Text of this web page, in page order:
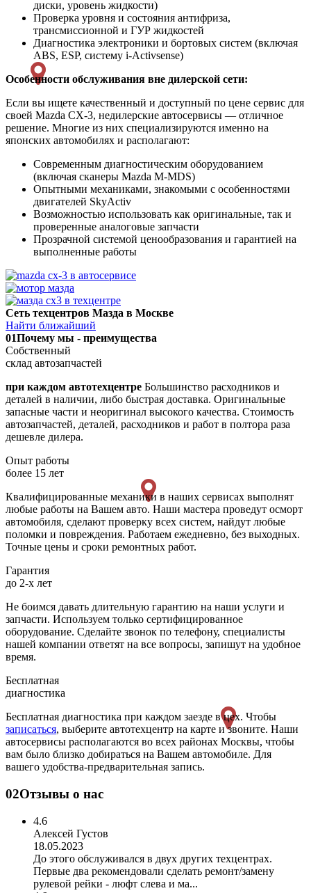
диски, уровень жидкости)
Проверка уровня и состояния антифриза,
трансмиссионной и ГУР жидкостей
Диагностика электроники и бортовых систем (включая
ABS, ESP, систему i-Activsense)
Особенности обслуживания вне дилерской сети:
Если вы ищете качественный и доступный по цене сервис для
своей Mazda CX-3, недилерские автосервисы — отличное
решение. Многие из них специализируются именно на
японских автомобилях и располагают:
Современным диагностическим оборудованием
(включая сканеры Mazda M-MDS)
Опытными механиками, знакомыми с особенностями
двигателей SkyActiv
Возможностью использовать как оригинальные, так и
проверенные аналоговые запчасти
Прозрачной системой ценообразования и гарантией на
выполненные работы
Сеть техцентров Мазда в Москве
Найти ближайший
01Почему мы - преимущества
Собственный
склад автозапчастей
при каждом автотехцентре Большинство расходников и
деталей в наличии, либо быстрая доставка. Оригинальные
запасные части и неоригинал высокого качества. Стоимость
автозапчастей, деталей, расходников и работ в полтора раза
дешевле дилера.
Опыт работы
более 15 лет
Квалифицированные механики в наших сервисах выполнят
любые работы на Вашем авто. Наши мастера проведут осморт
автомобиля, сделают проверку всех систем, найдут любые
поломки и повреждения. Работаем ежедневно, без выходных.
Точные цены и сроки ремонтных работ.
Гарантия
до 2-х лет
Не боимся давать длительную гарантию на наши услуги и
запчасти. Используем только сертифицированное
оборудование. Сделайте звонок по телефону, специалисты
нашей компании ответят на все вопросы, запишут на удобное
время.
Бесплатная
диагностика
Бесплатная диагностика при каждом заезде в цех. Чтобы
записаться, выберите автотехцентр на карте и звоните. Наши
автосервисы располагаются во всех районах Москвы, чтобы
вам было близко добираться на Вашем автомобиле. Для
вашего удобства-предварительная запись.
02Отзывы о нас
4.6
Алексей Густов
18.05.2023
До этого обслуживался в двух других техцентрах.
Первые два рекомендовали сделать ремонт/замену
рулевой рейки - люфт слева и ма...